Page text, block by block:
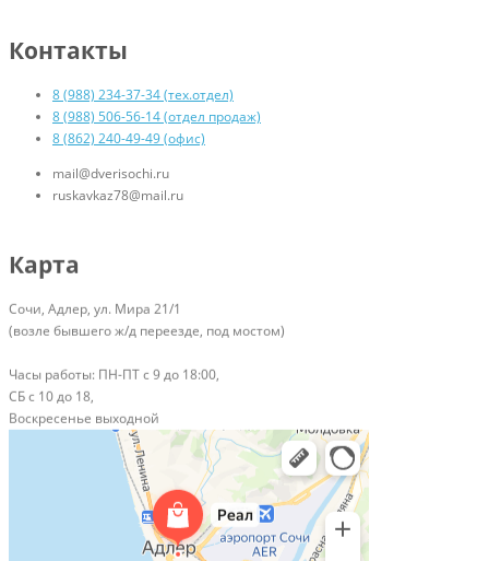
Контакты
8 (988) 234-37-34 (тех.отдел)
8 (988) 506-56-14 (отдел продаж)
8 (862) 240-49-49 (офис)
mail@dverisochi.ru
ruskavkaz78@mail.ru
Карта
Сочи, Адлер, ул. Мира 21/1
(возле бывшего ж/д переезде, под мостом)
Часы работы: ПН-ПТ с 9 до 18:00,
СБ с 10 до 18,
Воскресенье выходной